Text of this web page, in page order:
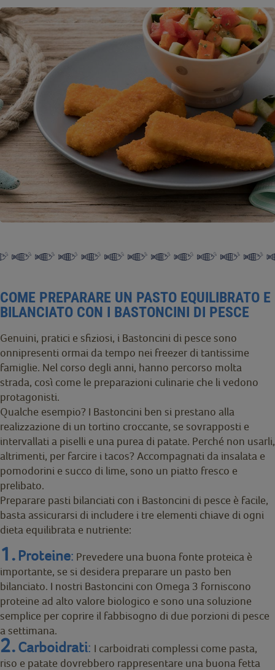
COME PREPARARE UN PASTO EQUILIBRATO E
BILANCIATO CON I BASTONCINI DI PESCE
Genuini, pratici e sfiziosi, i Bastoncini di pesce sono
onnipresenti ormai da tempo nei freezer di tantissime
famiglie. Nel corso degli anni, hanno percorso molta
strada, così come le preparazioni culinarie che li vedono
protagonisti.
Qualche esempio? I Bastoncini ben si prestano alla
realizzazione di un tortino croccante, se sovrapposti e
intervallati a piselli e una purea di patate. Perché non usarli,
altrimenti, per farcire i tacos? Accompagnati da insalata e
pomodorini e succo di lime, sono un piatto fresco e
prelibato.
Preparare pasti bilanciati con i Bastoncini di pesce è facile,
basta assicurarsi di includere i tre elementi chiave di ogni
dieta equilibrata e nutriente:
1. Proteine: Prevedere una buona fonte proteica è
importante, se si desidera preparare un pasto ben
bilanciato. I nostri Bastoncini con Omega 3 forniscono
proteine ad alto valore biologico e sono una soluzione
semplice per coprire il fabbisogno di due porzioni di pesce
a settimana.
2.Carboidrati: I carboidrati complessi come pasta,
riso e patate dovrebbero rappresentare una buona fetta